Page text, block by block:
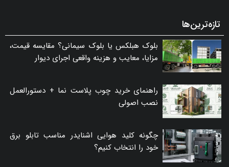
تازه‌ترین‌ها
بلوک هبلکس یا بلوک سیمانی؟ مقایسه قیمت،
مزایا، معایب و هزینه واقعی اجرای دیوار
راهنمای خرید چوب پلاست نما + دستورالعمل
نصب اصولی
چگونه کلید هوایی اشنایدر مناسب تابلو برق
خود را انتخاب کنیم؟